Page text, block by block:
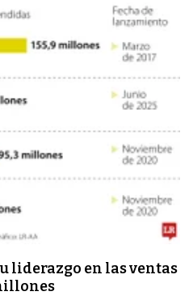
liderazgo en las ventas